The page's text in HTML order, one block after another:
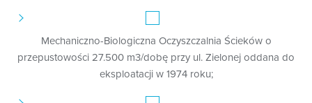
Mechaniczno-Biologiczna Oczyszczalnia Ścieków o
przepustowości 27.500 m3/dobę przy ul. Zielonej oddana do
eksploatacji w 1974 roku;
prowadzony jest min. monitoring rozmów
telefonicznych (w tym poprzez ich nagrywanie), a na
terenie siedziby Administratora prowadzony jest
monitoring wizyjny, obejmujący min. utrwalanie
na podstawie dobrowolnej zgody przez Państwa